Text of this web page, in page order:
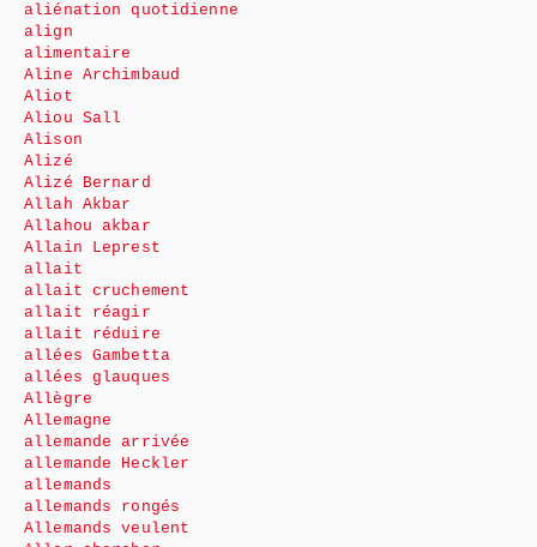
aliénation quotidienne
align
alimentaire
Aline Archimbaud
Aliot
Aliou Sall
Alison
Alizé
Alizé Bernard
Allah Akbar
Allahou akbar
Allain Leprest
allait
allait cruchement
allait réagir
allait réduire
allées Gambetta
allées glauques
Allègre
Allemagne
allemande arrivée
allemande Heckler
allemands
allemands rongés
Allemands veulent